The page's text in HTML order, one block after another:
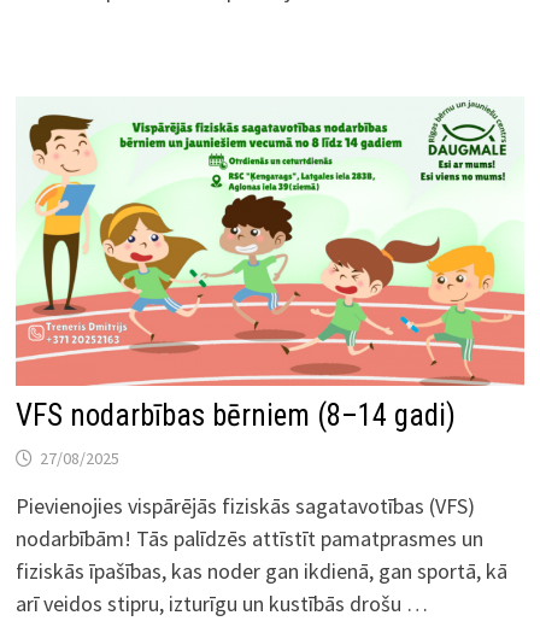
VFS nodarbības bērniem (8–14 gadi)
27/08/2025
Pievienojies vispārējās fiziskās sagatavotības (VFS)
nodarbībām! Tās palīdzēs attīstīt pamatprasmes un
fiziskās īpašības, kas noder gan ikdienā, gan sportā, kā
arī veidos stipru, izturīgu un kustībās drošu …